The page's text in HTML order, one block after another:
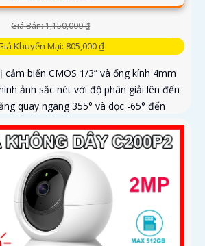
Giá Bán: 1,150,000 ₫
Khuyến Mại: 805,000 ₫
cảm biến CMOS 1/3” và ống kính 4mm
ảnh sắc nét với độ phân giải lên đến
quay ngang 355° và dọc -65° đến